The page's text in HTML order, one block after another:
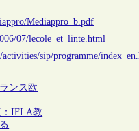
Mediappro_b.pdf
07/lecole_et_linte.html
sip/programme/
ンス 欧
：IFLA教